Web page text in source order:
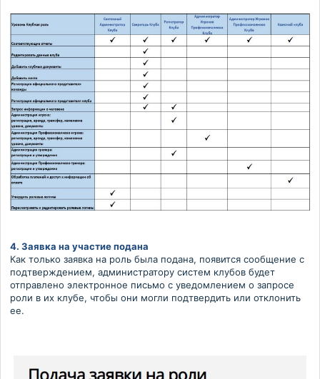
4. Заявка на участие подана
Как только заявка на роль была подана, появится сообщение с
подтверждением, администратору систем клубов будет
отправлено электронное письмо с уведомлением о запросе
роли в их клубе, чтобы они могли подтвердить или отклонить
ее.